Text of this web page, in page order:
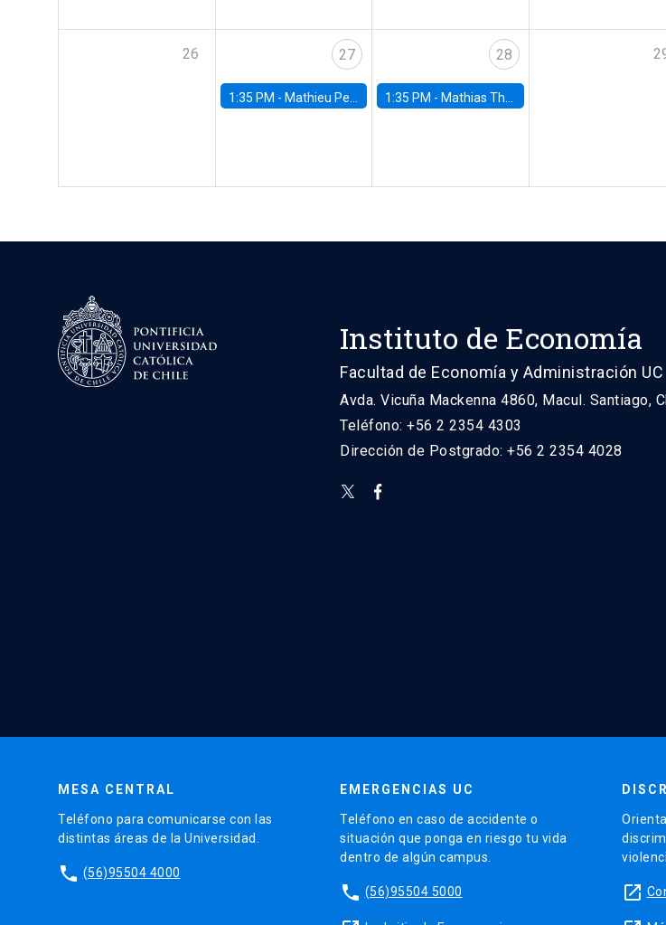
26 27
1:35 PM - Mathieu Pedemonte, IDB
28
1:35 PM - Mathias Thoenig, University of Lausanne
Instituto de Economía
Facultad de Economía y Administración UC
Avda. Vicuña Mackenna 4860, Macul. Santiago,
Teléfono: +56 2 2354 4303
Dirección de Postgrado: +56 2 2354 4028
MESA CENTRAL
Teléfono para comunicarse con las
distintas áreas de la Universidad.
phone (56)95504 4000
EMERGENCIAS UC
Teléfono en caso de accidente o
situación que ponga en riesgo tu vida
dentro de algún campus.
phone (56)95504 5000 launch